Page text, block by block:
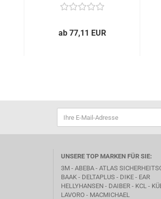
ab 77,11 EUR
UNSERE TOP MARKEN FÜR SIE:
3M - ABEBA - ATLAS
BAAK- DELTAPLUS - DIKE- EAR
HELLYHANSEN - DAIBER - KCL -
LAVORO - MACMICHAEL